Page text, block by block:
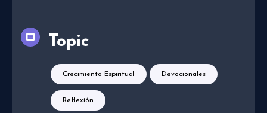
Topic
Crecimiento Espiritual Devocionales
Reflexión